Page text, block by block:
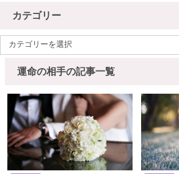
カテゴリー
運命の相手の記事一覧